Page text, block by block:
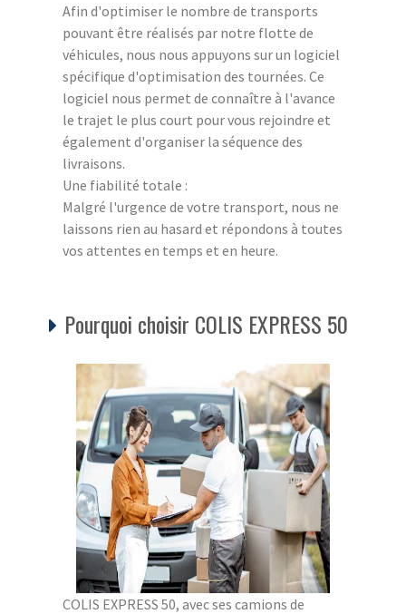
Afin d'optimiser le nombre de transports
pouvant être réalisés par notre flotte de
véhicules, nous nous appuyons sur un logiciel
spécifique d'optimisation des tournées. Ce
logiciel nous permet de connaître à l'avance
le trajet le plus court pour vous rejoindre et
également d'organiser la séquence des
livraisons.
Une fiabilité totale :
Malgré l'urgence de votre transport, nous ne
laissons rien au hasard et répondons à toutes
vos attentes en temps et en heure.
Pourquoi choisir COLIS EXPRESS 50
COLIS EXPRESS 50, avec ses camions de